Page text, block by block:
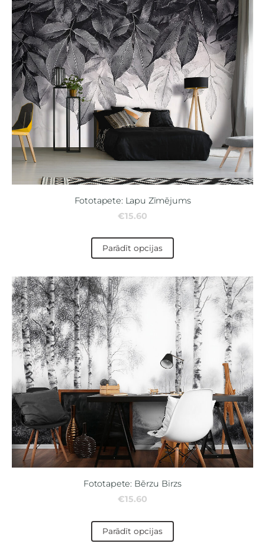
Fototapete: Lapu Zīmējums
€15.60
Parādīt opcijas
Fototapete: Bērzu Birzs
€15.60
Parādīt opcijas